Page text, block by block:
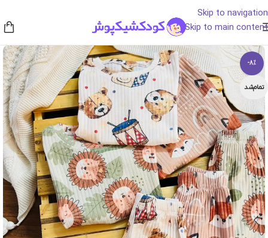
Skip to navigation
Skip to main content
-8%
تمام‌شد